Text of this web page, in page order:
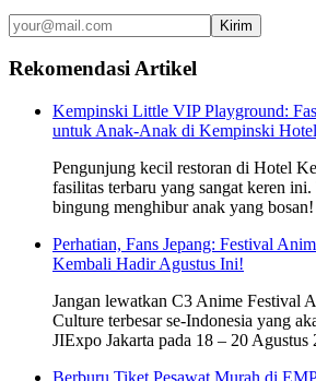
Kirim
Rekomendasi Artikel
Kempinski Little VIP Playground:
untuk Anak-Anak di Kempinski Hotel
Pengunjung kecil restoran di Hotel
fasilitas terbaru yang sangat keren
bingung menghibur anak yang bosan!
Perhatian, Fans Jepang: Festival
Kembali Hadir Agustus Ini!
Jangan lewatkan C3 Anime Festival
Culture terbesar se-Indonesia yang
JIExpo Jakarta pada 18 – 20 Agustus
Berburu Tiket Pesawat Murah di